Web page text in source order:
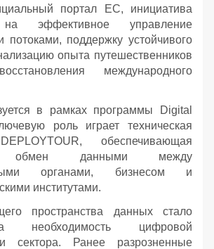
портал ЕС, инициатива
на эффективное управление
потоками, поддержку устойчивого
опыта путешественников
международного
в рамках программы Digital
роль играет техническая
обеспечивающая
обмен данными между
органами, бизнесом и
институтами.
пространства данных стало
необходимость цифровой
сектора. Ранее разрозненные